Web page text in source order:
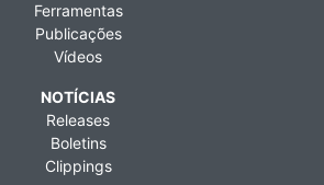
Ferramentas
Publicações
Vídeos
NOTÍCIAS
Releases
Boletins
Clippings